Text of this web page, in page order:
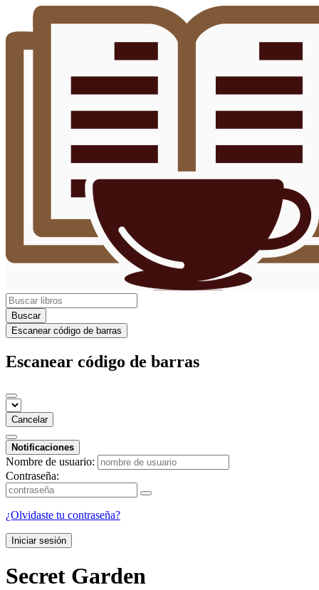
Buscar
Escanear código de barras
Escanear código de barras
Cancelar
Notificaciones
Nombre de usuario:
Contraseña:
¿Olvidaste tu contraseña?
Iniciar sesión
Secret Garden